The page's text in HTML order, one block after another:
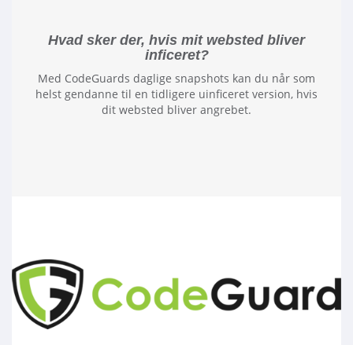
Hvad sker der, hvis mit websted bliver
inficeret?
Med CodeGuards daglige snapshots kan du når som
helst gendanne til en tidligere uinficeret version, hvis
dit websted bliver angrebet.